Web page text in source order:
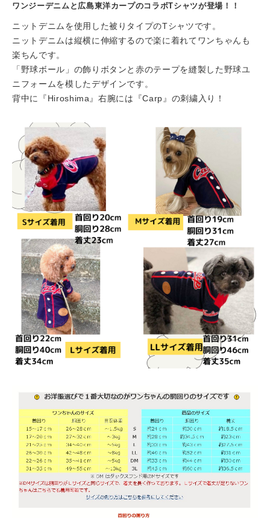
ワンジーデニムと広島東洋カープのコラボTシャツが登場！！
ニットデニムを使用した被りタイプのTシャツです。
ニットデニムは縦横に伸縮するので楽に着れてワンちゃんも
楽ちんです。
「野球ボール」の飾りボタンと赤のテープを縫製した野球ユ
ニフォームを模したデザインです。
背中に『Hiroshima』右腕には『Carp』の刺繍入り！